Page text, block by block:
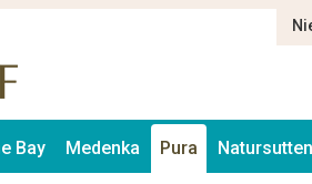
Bay Medenka Pura Natursutten